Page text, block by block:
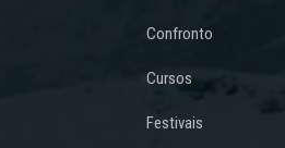
Confronto
Cursos
Festivais